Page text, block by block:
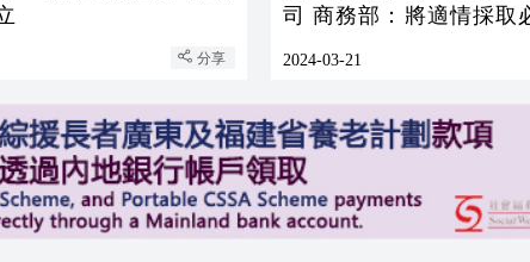
分享
司 商務部：將適情採取
2024-03-21